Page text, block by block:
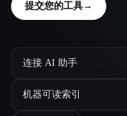
提交您的工具→
连接 AI 助手
机器可读索引